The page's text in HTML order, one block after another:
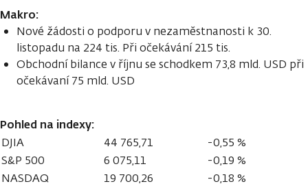
Makro:
Nové žádosti o podporu v nezaměstnanosti k 30.
listopadu na 224 tis. Při očekávání 215 tis.
Obchodní bilance v říjnu se schodkem 73,8 mld. USD při
očekávaní 75 mld. USD
Pohled na indexy:
DJIA 44 765,71
-0,55 %
S&P 500
6 075,11
-0,19 %
NASDAQ
19 700,26 -0,18 %